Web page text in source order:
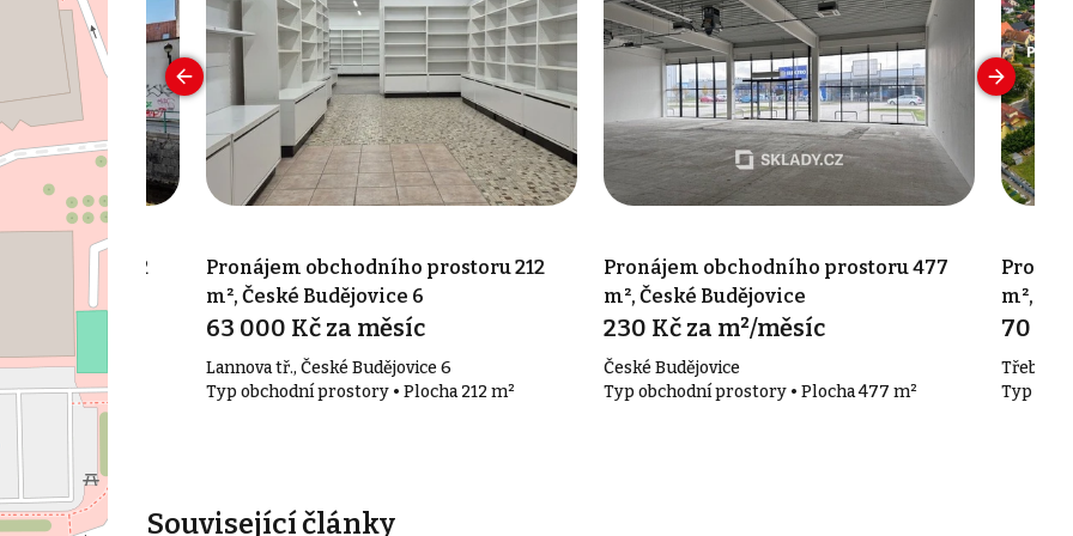
prostoru 142
1
142 m²
Pronájem obchodního prostoru 212
m², České Budějovice 6
63 000 Kč za měsíc
Lannova tř., České Budějovice 6
Typ obchodní prostory • Plocha 212 m²
Pronájem obchodního prostoru 477
m², České Budějovice
230 Kč za m²/měsíc
České Budějovice
Typ obchodní prostory • Plocha 477 m²
m²,
70
Typ
Související články